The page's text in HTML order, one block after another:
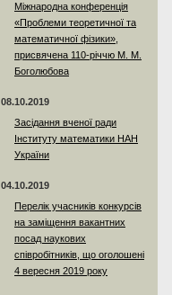
Міжнародна конференція
«Проблеми теоретичної та
математичної фізики»,
присвячена 110-річчю М. М.
Боголюбова
08.10.2019
Засідання вченої ради
Інституту математики НАН
України
04.10.2019
Перелік учасників конкурсів
на заміщення вакантних
посад наукових
співробітників, що оголошені
4 вересня 2019 року